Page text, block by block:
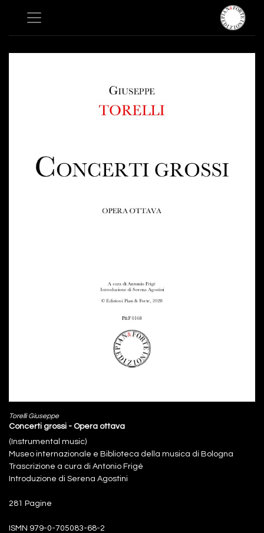
Torelli Giuseppe
Concerti grossi - Opera ottava
(Instrumental music)
Museo internazionale e Biblioteca della musica di Bologna
Trascrizione a cura di Antonio Frigé
Introduzione di Serena Agostini
281 Pagine
ISMN 979-0-705083-68-2